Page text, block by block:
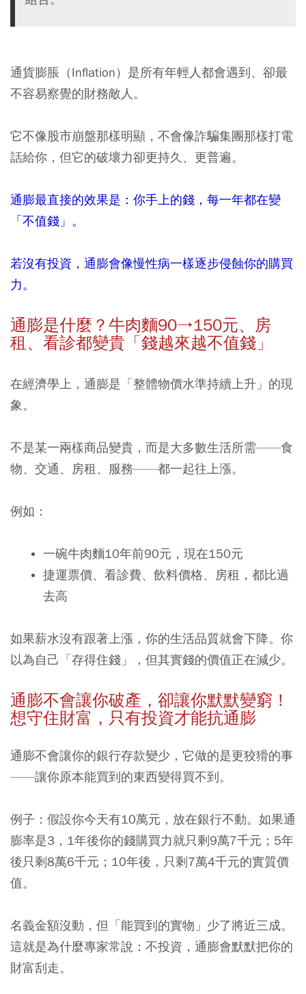
通貨膨脹（Inflation）是所有年輕人都會遇到、卻最
不容易察覺的財務敵人。
它不像股市崩盤那樣明顯，不會像詐騙集團那樣打電
話給你，但它的破壞力卻更持久、更普遍。
通膨最直接的效果是：你手上的錢，每一年都在變
「不值錢」。
若沒有投資，通膨會像慢性病一樣逐步侵蝕你的購買
力。
通膨是什麼？牛肉麵90→150元、房
租、看診都變貴「錢越來越不值錢」
在經濟學上，通膨是「整體物價水準持續上升」的現
象。
不是某一兩樣商品變貴，而是大多數生活所需——食
物、交通、房租、服務——都一起往上漲。
例如：
一碗牛肉麵10年前90元，現在150元
捷運票價、看診費、飲料價格、房租，都比過
去高
如果薪水沒有跟著上漲，你的生活品質就會下降。你
以為自己「存得住錢」，但其實錢的價值正在減少。
通膨不會讓你破產，卻讓你默默變窮！
想守住財富，只有投資才能抗通膨
通膨不會讓你的銀行存款變少，它做的是更狡猾的事
——讓你原本能買到的東西變得買不到。
例子：假設你今天有10萬元，放在銀行不動。如果通
膨率是3，1年後你的錢購買力就只剩9萬7千元；5年
後只剩8萬6千元；10年後，只剩7萬4千元的實質價
值。
名義金額沒動，但「能買到的實物」少了將近三成。
這就是為什麼專家常說：不投資，通膨會默默把你的
財富刮走。